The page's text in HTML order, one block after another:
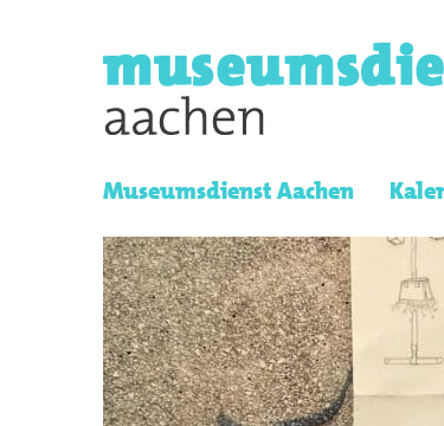
Museumsdienst Aachen